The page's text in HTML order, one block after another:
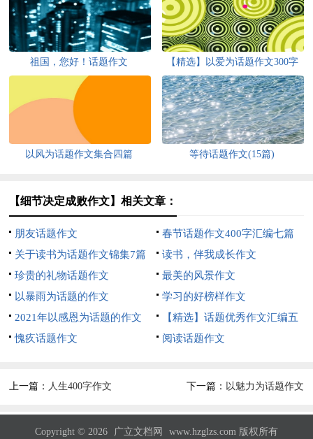
祖国，您好！话题作文
【精选】以爱为话题作文300字
汇编10篇
以风为话题作文集合四篇 等待话题作文(15篇)
【细节决定成败作文】相关文章：
朋友话题作文
春节话题作文400字汇编七篇
关于读书为话题作文锦集7篇
读书，伴我成长作文
珍贵的礼物话题作文
最美的风景作文
以暴雨为话题的作文
学习的好榜样作文
2021年以感恩为话题的作文
【精选】话题优秀作文汇编五
篇
愧疚话题作文 阅读话题作文
上一篇： 人生400字作文 下一篇： 以魅力为话题作文
Copyright © 2026 广立文档网 www.hzglzs.com 版权所有